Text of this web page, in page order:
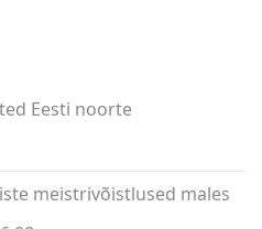
Eesti noorte
meistrivõistlused males